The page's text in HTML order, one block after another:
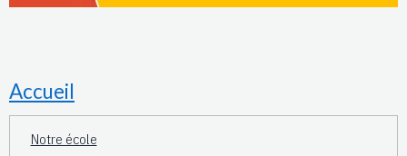
Accueil
Notre école